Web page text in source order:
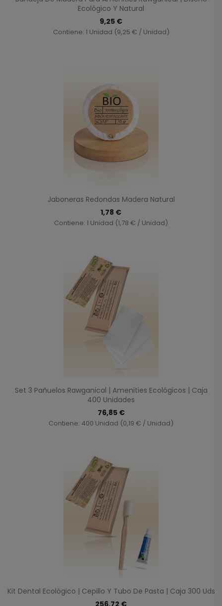
Ecológico Y Natural
9,25 €
Contiene: 1 Unidad (9,25 € / Unidad)
Jaboneras Redondas Madera Natural
1,78 €
Contiene: 1 Unidad (1,78 € / Unidad)
Set 3 Pañuelos Rawganical | Amenities Ecológicos | Caja
400 Unidades
76,85 €
Contiene: 400 Unidad (0,19 € / Unidad)
Kit Dental Ecológico | Cepillo Y Tubo De Pasta | Caja 300 Uds
256,72 €